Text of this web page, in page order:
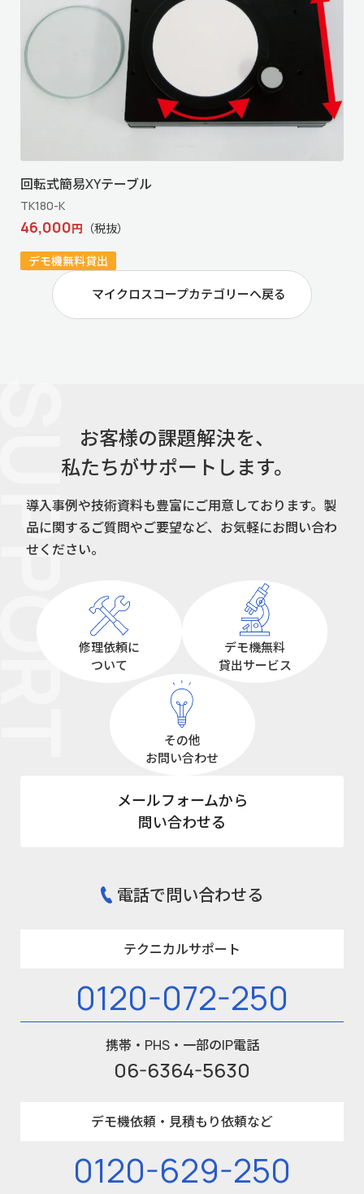
回転式簡易XYテーブル
TK180-K
46,000円 （税抜）
デモ機無料貸出
マイクロスコープカテゴリーへ戻る
お客様の課題解決を、
私たちがサポートします。
導入事例や技術資料も豊富にご用意しております。 製
品に関するご質問やご要望など、お気軽にお問い合わ
せください。
修理依頼に
ついて
デモ機無料
貸出サービス
その他
お問い合わせ
メールフォームから
問い合わせる
電話で問い合わせる
テクニカルサポート
0120-072-250
携帯・PHS・一部のIP電話
06-6364-5630
デモ機依頼・見積もり依頼など
0120-629-250